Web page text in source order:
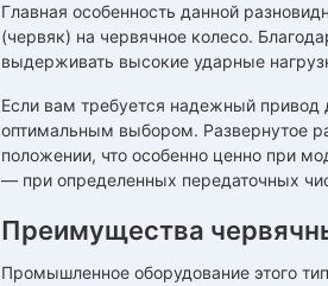
Главная особенность данной
(червяк) на червячное колесо.
выдерживать высокие ударные
Если вам требуется надежный
оптимальным выбором. Развернутое
положении, что особенно ценно при
— при определенных передаточных
Преимущества
Промышленное оборудование этого